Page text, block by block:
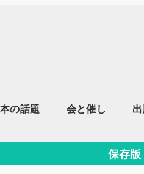
本の話題 会と催し
保存